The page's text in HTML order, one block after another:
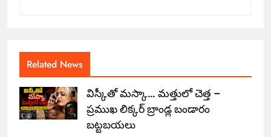
Related News
విస్కీతో మస్కా… మత్తులో చెత్త –
ప్రముఖ లిక్కర్ బ్రాండ్ల బండారం
బట్టబయలు